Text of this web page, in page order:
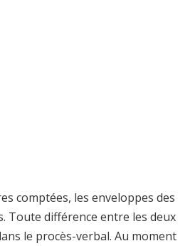
comptées, les enveloppes des
Toute différence entre les deux
le procès-verbal. Au moment